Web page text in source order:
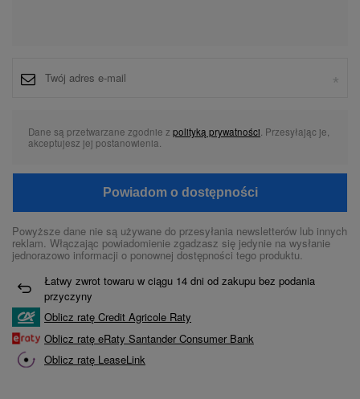
Dane są przetwarzane zgodnie z polityką prywatności . Przesyłając je,
akceptujesz jej postanowienia.
Powiadom o dostępności
Powyższe dane nie są używane do przesyłania newsletterów lub innych
reklam. Włączając powiadomienie zgadzasz się jedynie na wysłanie
jednorazowo informacji o ponownej dostępności tego produktu.
Łatwy zwrot towaru w ciągu 14 dni od zakupu bez podania
przyczyny
Oblicz ratę Credit Agricole Raty
Oblicz ratę eRaty Santander Consumer Bank
Oblicz ratę LeaseLink